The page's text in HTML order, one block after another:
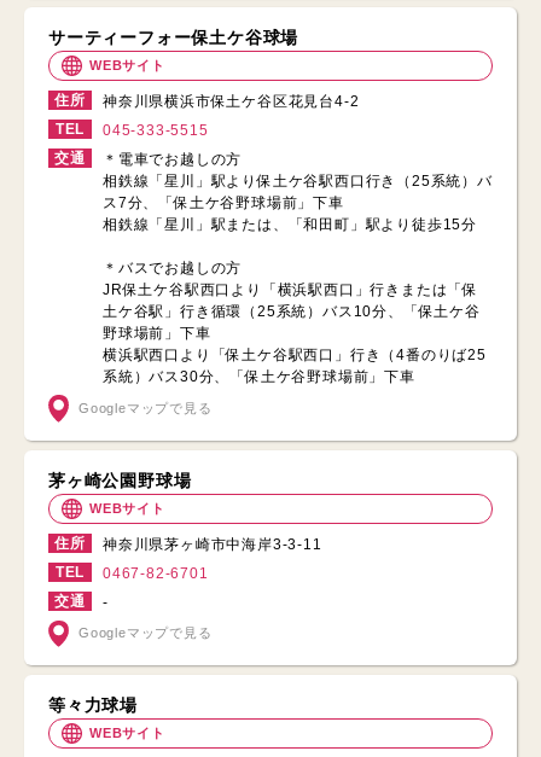
サーティーフォー保土ケ谷球場
WEBサイト
住所
神奈川県横浜市保土ケ谷区花見台4-2
TEL
045-333-5515
交通
＊電車でお越しの方
相鉄線「星川」駅より保土ケ谷駅西口行き（25系統）バ
ス7分、「保土ケ谷野球場前」下車
相鉄線「星川」駅または、「和田町」駅より徒歩15分
＊バスでお越しの方
JR保土ケ谷駅西口より「横浜駅西口」行きまたは「保
土ケ谷駅」行き循環（25系統）バス10分、「保土ケ谷
野球場前」下車
横浜駅西口より「保土ケ谷駅西口」行き（4番のりば25
系統）バス30分、「保土ケ谷野球場前」下車
Googleマップで見る
茅ヶ崎公園野球場
WEBサイト
住所
神奈川県茅ヶ崎市中海岸3-3-11
TEL
0467-82-6701
交通
-
Googleマップで見る
等々力球場
WEBサイト